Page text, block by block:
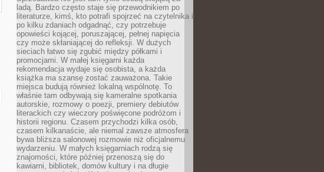
ladą. Bardzo często staje się przewodnikiem po
literaturze, kimś, kto potrafi spojrzeć na czytelnika i
po kilku zdaniach odgadnąć, czy potrzebuje
opowieści kojącej, poruszającej, pełnej napięcia
czy może skłaniającej do refleksji. W dużych
sieciach łatwo się zgubić między półkami i
promocjami. W małej księgarni każda
rekomendacja wydaje się osobista, a każda
książka ma szansę zostać zauważona. Takie
miejsca budują również lokalną wspólnotę. To
właśnie tam odbywają się kameralne spotkania
autorskie, rozmowy o poezji, premiery debiutów
literackich czy wieczory poświęcone podróżom i
historii regionu. Czasem przychodzi kilka osób,
czasem kilkanaście, ale niemal zawsze atmosfera
bywa bliższa salonowej rozmowie niż oficjalnemu
wydarzeniu. W małych księgarniach rodzą się
znajomości, które później przenoszą się do
kawiarni, bibliotek, domów kultury i na długie